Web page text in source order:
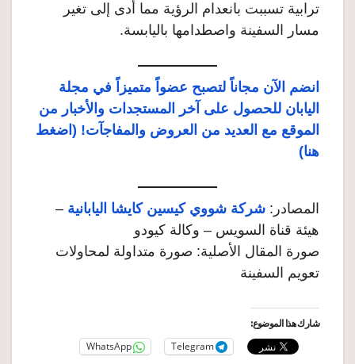
ترابية تسببت بانعدام الرؤية مما أدى إلى تغير
مسار السفينة واصطدامها باليابسة.
انضم الآن مجاناً لتصبح عضواً متميزاً في مجلة
اليابان للحصول على آخر المستجدات والأخبار من
الموقع مع العديد من العروض والمفاجآت! (اضغط
هنا)
المصادر: شركة شووي كيسين كايشا اليابانية –
هيئة قناة السويس – وكالة كيودو
صورة المقال الأصلية: صورة متداولة لمحاولات
تعويم السفينة
شارك هذا الموضوع:
Telegram
WhatsApp